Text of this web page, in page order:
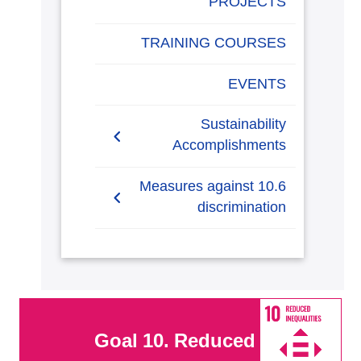
Anti-Harassment Policy
TRAINING COURSES
EVENTS
Sustainability
Accomplishments
2019/2020
10.6 Measures against
discrimination
admissions policy
10.6.2 Access to university
track underrepresented
groups applications
Goal 10. Reduced